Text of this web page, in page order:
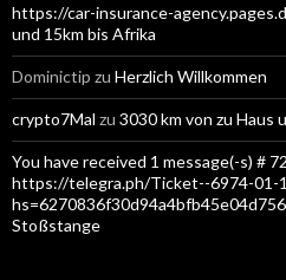
https://car-insurance-
und 15km bis Afrika
Dominictip zu Herzlich Willkommen
crypto7Mal zu 3030 km von zu Haus
You have received 1 message(-s) #
https://telegra.ph/Ticket--6974-01-
Stoßstange